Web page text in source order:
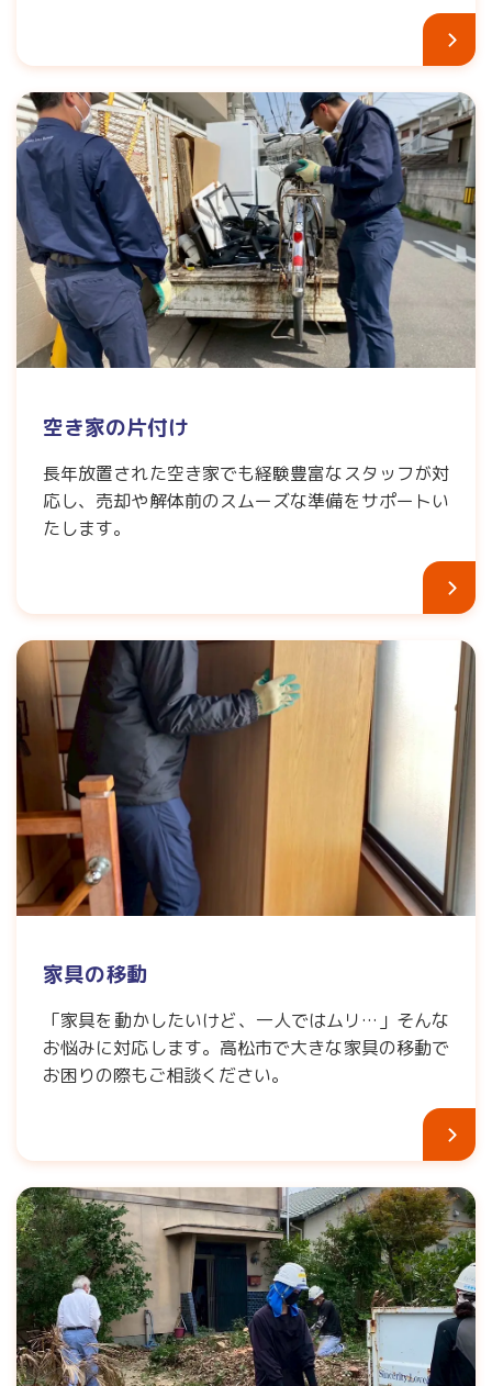
空き家の片付け
長年放置された空き家でも経験豊富なスタッフが対
応し、売却や解体前のスムーズな準備をサポートい
たします。
家具の移動
「家具を動かしたいけど、一人ではムリ…」そんな
お悩みに対応します。高松市で大きな家具の移動で
お困りの際もご相談ください。